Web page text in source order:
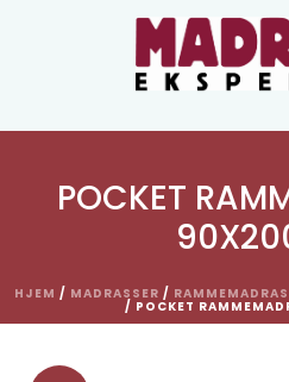
POCKET
HJEM / MADRASSER /
/ POCKET